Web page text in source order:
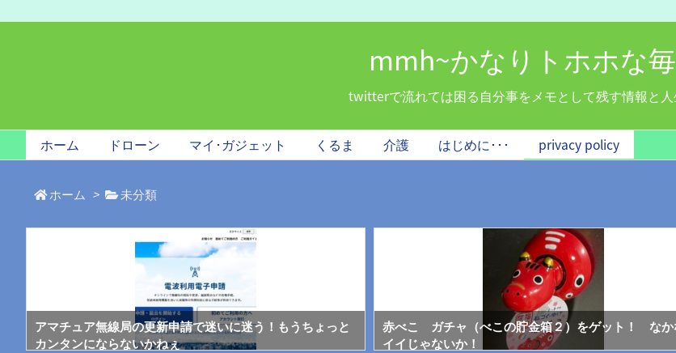
mmh~かなりトホホな
twitterで流れては困る自分事をメモとして残す情報と人
ホーム ドローン マイ･ガジェット くるま 介護 はじめに･･･ privacy policy
ホーム > 未分類
アマチュア無線局の更新申請で迷いに迷う！もうちょっと
カンタンにならないかねぇ
赤べこ ガチャ（べこの貯金箱２）をゲット！ なか
イイじゃないか！